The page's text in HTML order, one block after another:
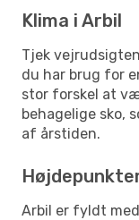
Klima i Arbil
Tjek
du har brug for
stor forskel at
behagelige sko,
af årstiden.
Arbil er fyldt